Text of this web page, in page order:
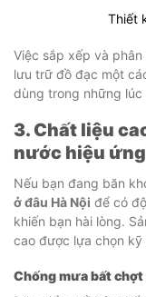
Thiết
Việc sắp xếp và
lưu trữ đồ đạc một
dùng trong những lúc
3. Chất liệu
nước hiệu
Nếu bạn đang băn
ở đâu Hà Nội để có
khiến bạn hài lòng.
cao được lựa chọn kỹ
Chống mưa bất